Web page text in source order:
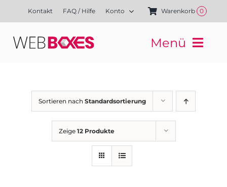
Kontakt FAQ / Hilfe Konto Warenkorb 0
Menü
Kampagnen
Referenzen
Finanzierung
Sortieren nach Standardsortierung
Zeige 12 Produkte